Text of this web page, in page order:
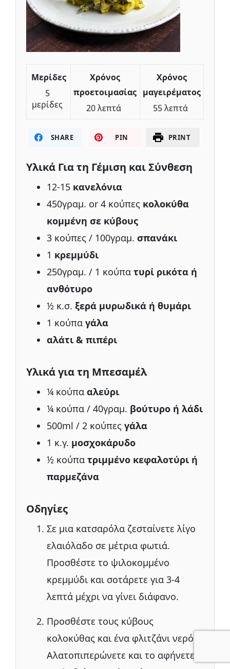
Μερίδες
5
μερίδες
Χρόνος
προετοιμασίας
20 λεπτά
Χρόνος
μαγειρέματος
55 λεπτά
SHARE PIN PRINT
Υλικά Για τη Γέμιση και Σύνθεση
12-15 κανελόνια
450γραμ. or 4 κούπες κολοκύθα
κομμένη σε κύβους
3 κούπες / 100γραμ. σπανάκι
1 κρεμμύδι
250γραμ. / 1 κούπα τυρί ρικότα ή
ανθότυρο
½ κ.σ. ξερά μυρωδικά ή θυμάρι
1 κούπα γάλα
αλάτι & πιπέρι
Υλικά για τη Μπεσαμέλ
¼ κούπα αλεύρι
¼ κούπα / 40γραμ. βούτυρο ή λάδι
500ml / 2 κούπες γάλα
1 κ.γ. μοσχοκάρυδο
½ κούπα τριμμένο κεφαλοτύρι ή
παρμεζάνα
Οδηγίες
Σε μια κατσαρόλα ζεσταίνετε λίγο
ελαιόλαδο σε μέτρια φωτιά.
Προσθέστε το ψιλοκομμένο
κρεμμύδι και σοτάρετε για 3-4
λεπτά μέχρι να γίνει διάφανο.
Προσθέστε τους κύβους
κολοκύθας και ένα φλιτζάνι νερό.
Αλατοπιπερώνετε και το αφήνετε